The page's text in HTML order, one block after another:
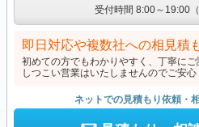
受付時間 8:00～19:00
即日対応や複数社への相見積
初めての方でもわかりやすく、丁寧に
しつこい営業はいたしませんのでご安心
ネットでの見積もり依頼・